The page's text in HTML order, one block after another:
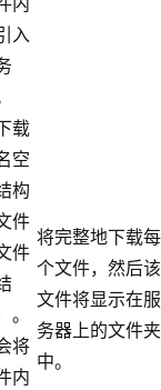
入
载
空
构
件
件
。
将
内
将完整地下载每
个文件，然后该
文件将显示在服
务器上的文件夹
中。